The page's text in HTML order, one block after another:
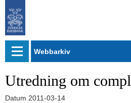
Webbarkiv
Utredning om
Datum 2011-03-14